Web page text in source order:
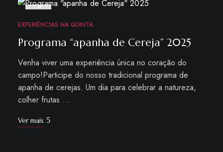
21
EXPERIÊNCIAS NA QUINTA
Programa “apanha de Cereja” 2025
Venha viver uma experiência única no coração do
campo!Participe do nosso tradicional programa de
apanha de cerejas. Um dia para celebrar a natureza,
colher frutas …
Ver mais